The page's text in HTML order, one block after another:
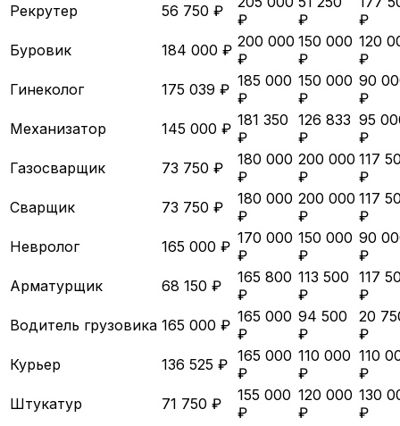
Рекрутер
56 750 ₽
₽
₽
₽
Буровик
184 000 ₽ 200 000
₽
150 000
₽
120
₽
Гинеколог
175 039 ₽ 185 000
₽
150 000
₽
90
₽
Механизатор
145 000 ₽ 181 350
₽
126 833
₽
95
₽
Газосварщик
73 750 ₽
180 000
₽
200 000
₽
117
₽
Сварщик
73 750 ₽
180 000
₽
200 000
₽
117
₽
Невролог
165 000 ₽ 170 000
₽
150 000
₽
90
₽
Арматурщик
68 150 ₽
165 800
₽
113 500
₽
117
₽
Водитель грузовика 165 000 ₽ 165 000
₽
94 500
₽
20
₽
Курьер
136 525 ₽ 165 000
₽
110 000
₽
110
₽
Штукатур
71 750 ₽
155 000
₽
120 000
₽
130
₽